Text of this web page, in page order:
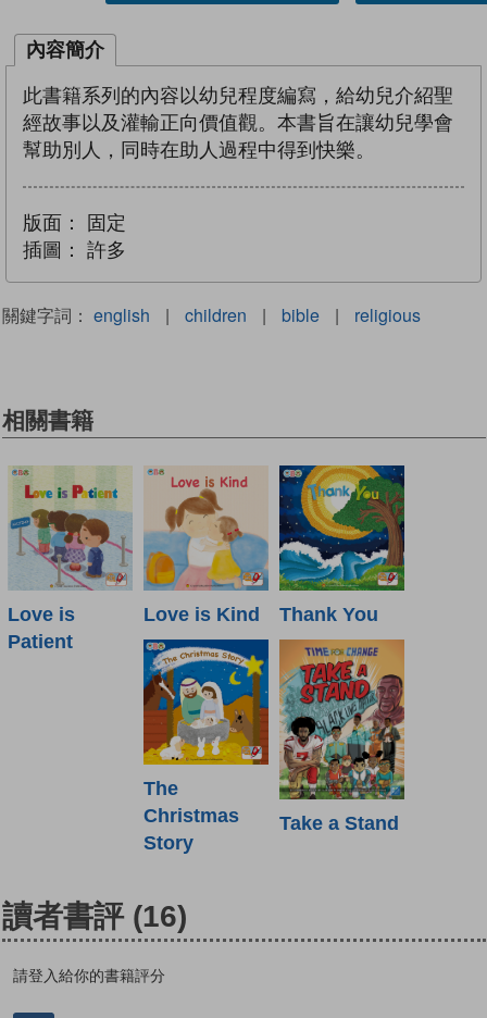
內容簡介
此書籍系列的內容以幼兒程度編寫，給幼兒介紹聖
經故事以及灌輸正向價值觀。本書旨在讓幼兒學會
幫助別人，同時在助人過程中得到快樂。
版面：
固定
插圖：
許多
關鍵字詞： english | children | bible | religious
相關書籍
Love is
Patient
Love is Kind Thank You
The
Christmas
Story
Take a Stand
讀者書評 (16)
請登入給你的書籍評分